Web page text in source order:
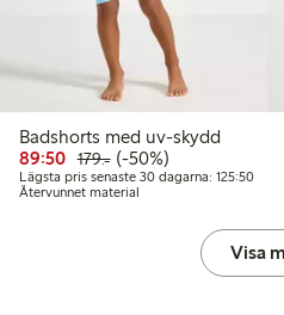
Badshorts med uv-skydd
89:50 Rabatterat pris: 89,50 kr
179:-Ordinarie pris: 179,00
50% rabatt
(-50%)
Lägsta pris senaste 30 dagarna: 125:50
Återvunnet material
Visa